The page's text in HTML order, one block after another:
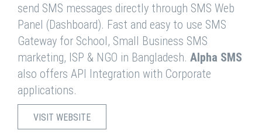
send SMS messages directly through SMS Web
Panel (Dashboard). Fast and easy to use SMS
Gateway for School, Small Business SMS
marketing, ISP & NGO in Bangladesh. Alpha SMS
also offers API Integration with Corporate
applications.
VISIT WEBSITE